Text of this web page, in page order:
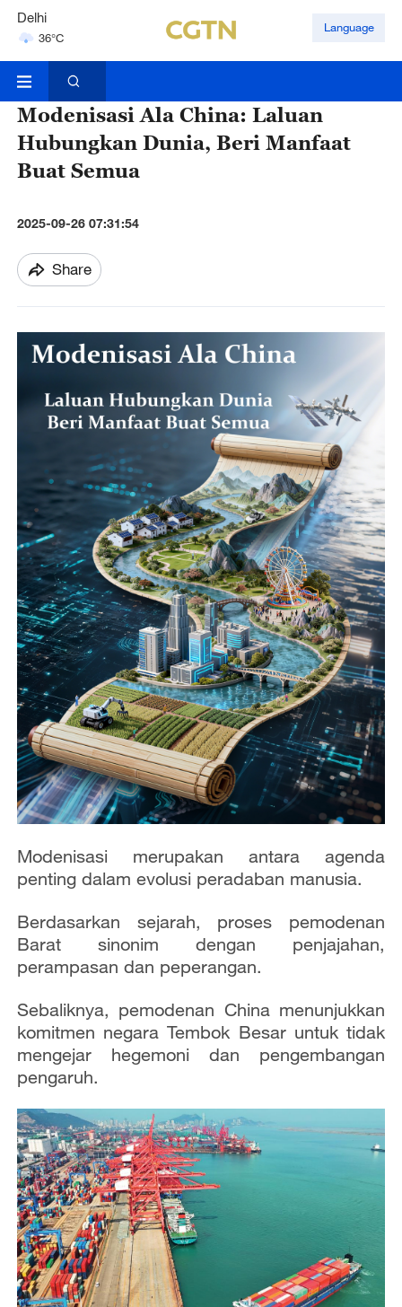
Delhi
36°C
Hyderabad
Language
Modenisasi Ala China: Laluan
Hubungkan Dunia, Beri Manfaat
Buat Semua
2025-09-26 07:31:54
Share
Modenisasi merupakan antara agenda
penting dalam evolusi peradaban manusia.
Berdasarkan sejarah, proses pemodenan
Barat sinonim dengan penjajahan,
perampasan dan peperangan.
Sebaliknya, pemodenan China menunjukkan
komitmen negara Tembok Besar untuk tidak
mengejar hegemoni dan pengembangan
pengaruh.